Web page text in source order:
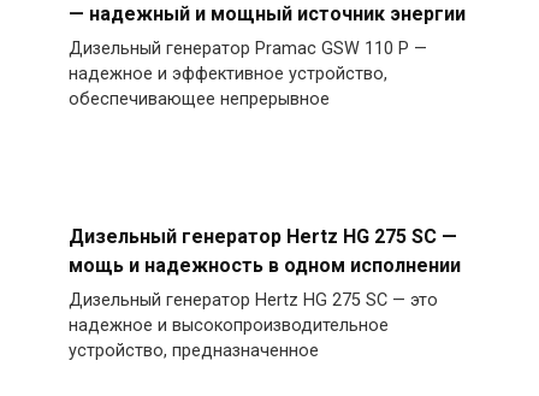
— надежный и мощный источник энергии
Дизельный генератор Pramac GSW 110 P —
надежное и эффективное устройство,
обеспечивающее непрерывное
Дизельный генератор Hertz HG 275 SC —
мощь и надежность в одном исполнении
Дизельный генератор Hertz HG 275 SC — это
надежное и высокопроизводительное
устройство, предназначенное